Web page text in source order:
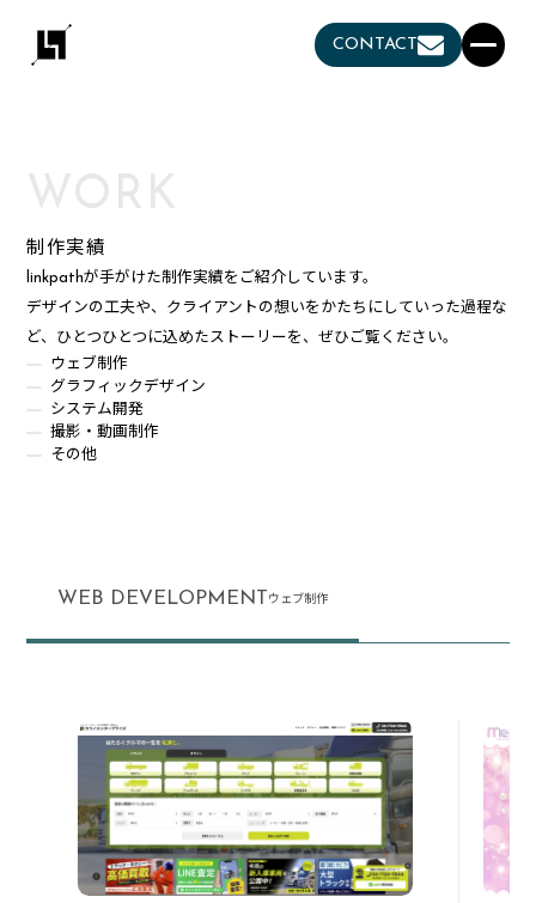
CONTACT
制作実績
WORK
linkpathが手がけた制作実績をご紹介しています。
デザインの工夫や、クライアントの想いをかたちにしていった過程な
ど、ひとつひとつに込めたストーリーを、ぜひご覧ください。
ウェブ制作
グラフィックデザイン
システム開発
撮影・動画制作
その他
WEB DEVELOPMENT ウェブ制作